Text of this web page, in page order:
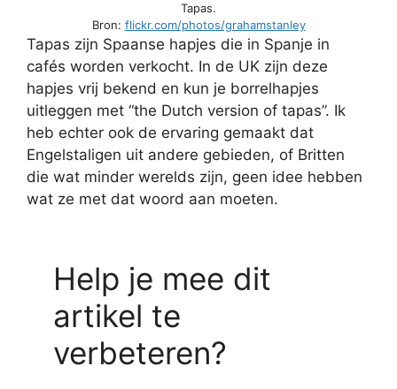
Tapas.
Bron: flickr.com/photos/grahamstanley
Tapas zijn Spaanse hapjes die in Spanje in
cafés worden verkocht. In de UK zijn deze
hapjes vrij bekend en kun je borrelhapjes
uitleggen met “the Dutch version of tapas”. Ik
heb echter ook de ervaring gemaakt dat
Engelstaligen uit andere gebieden, of Britten
die wat minder werelds zijn, geen idee hebben
wat ze met dat woord aan moeten.
Help je mee dit
artikel te
verbeteren?